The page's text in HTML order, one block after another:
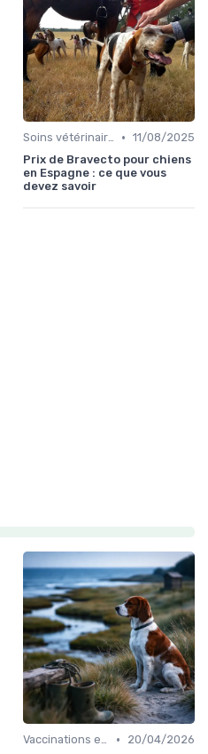
Soins vétérinaires pour chiens de chasse • 11/08/2025
Prix de Bravecto pour chiens
en Espagne : ce que vous
devez savoir
Vaccinations et traitements antiparasitaires •
20/04/2026